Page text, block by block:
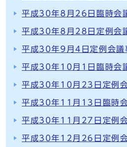
平成30年8月26日臨時会
平成30年8月28日定例会
平成30年9月4日定例会議
平成30年10月1日臨時会
平成30年10月23日定例
平成30年11月13日臨時
平成30年11月27日定例
平成30年12月26日定例